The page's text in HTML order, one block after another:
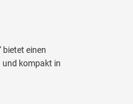
bietet einen
und kompakt in